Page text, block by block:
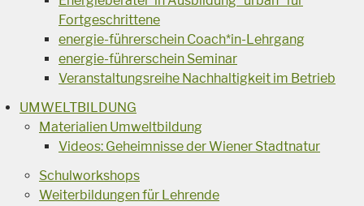
Fortgeschrittene
energie-führerschein Coach*in-Lehrgang
energie-führerschein Seminar
Veranstaltungsreihe Nachhaltigkeit im Betrieb
UMWELTBILDUNG
Materialien Umweltbildung
Videos: Geheimnisse der Wiener Stadtnatur
Schulworkshops
Weiterbildungen für Lehrende